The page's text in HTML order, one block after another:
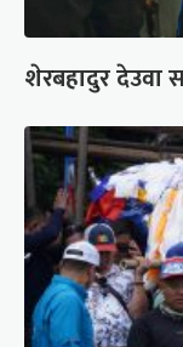
शेरबहादुर देउवा